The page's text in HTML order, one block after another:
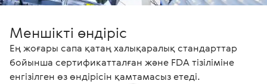
Меншікті өндіріс
Ең жоғары сапа қатаң халықаралық стандарттар
бойынша сертификатталған және FDA тізіліміне
енгізілген өз өндірісін қамтамасыз етеді.